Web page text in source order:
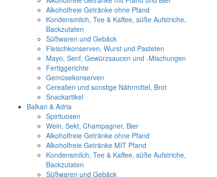
Alkoholfreie Getränke ohne Pfand
Kondensmilch, Tee & Kaffee, süße Aufstriche,
Backzutaten
Süßwaren und Gebäck
Fleischkonserven, Wurst und Pasteten
Mayo, Senf, Gewürzsaucen und -Mischungen
Fertiggerichte
Gemüsekonserven
Cerealien und sonstige Nährmittel, Brot
Snackartikel
Balkan & Adria
Spirituosen
Wein, Sekt, Champagner, Bier
Alkoholfreie Getränke ohne Pfand
Alkoholfreie Getränke MIT Pfand
Kondensmilch, Tee & Kaffee, süße Aufstriche,
Backzutaten
Süßwaren und Gebäck